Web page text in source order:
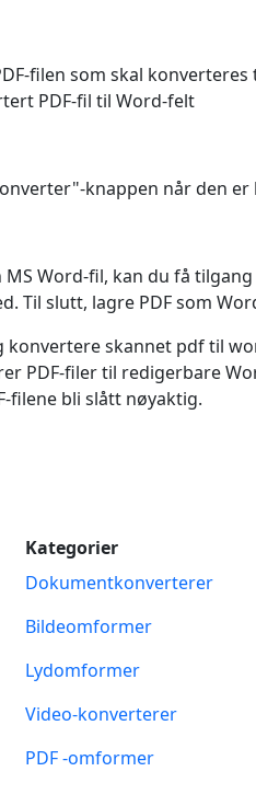
filen som skal
PDF-fil til Word-felt
knappen når den er
Word-fil, kan du få
Til slutt, lagre PDF som
skannet pdf til
PDF-filer til redigerbare
filene bli slått nøyaktig.
Kategorier
Dokumentkonverterer
Bildeomformer
Lydomformer
Video-konverterer
PDF -omformer